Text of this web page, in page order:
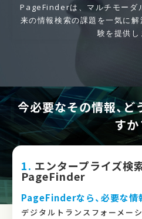
PageFinderは、マルチモーダ
来の情報検索の課題を一気に
験を提供し
今必要なその情報、ど
すか
1. エンタープライズ検
PageFinder
PageFinderなら、必要な情
デジタルトランスフォーメー